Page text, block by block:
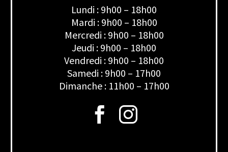
Lundi : 9h00 – 18h00
Mardi : 9h00 – 18h00
Mercredi : 9h00 – 18h00
Jeudi : 9h00 – 18h00
Vendredi : 9h00 – 18h00
Samedi : 9h00 – 17h00
Dimanche : 11h00 – 17h00